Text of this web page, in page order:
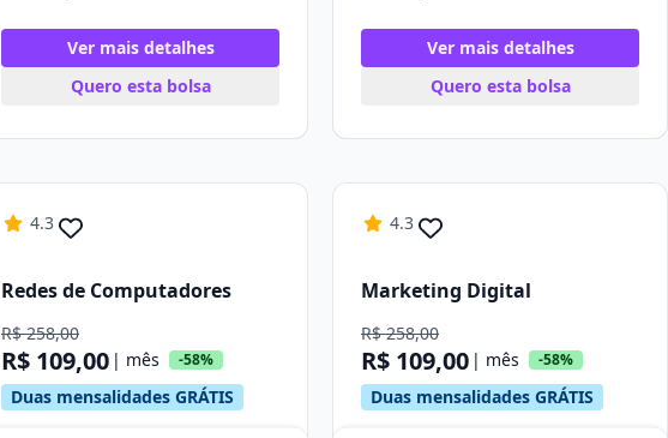
Ver mais detalhes
Quero esta bolsa
Ver mais detalhes
Quero esta bolsa
4.3
Redes de Computadores
R$ 258,00
R$ 109,00 | mês -58%
Duas mensalidades GRÁTIS
4.3
Marketing Digital
R$ 258,00
R$ 109,00 | mês -58%
Duas mensalidades GRÁTIS